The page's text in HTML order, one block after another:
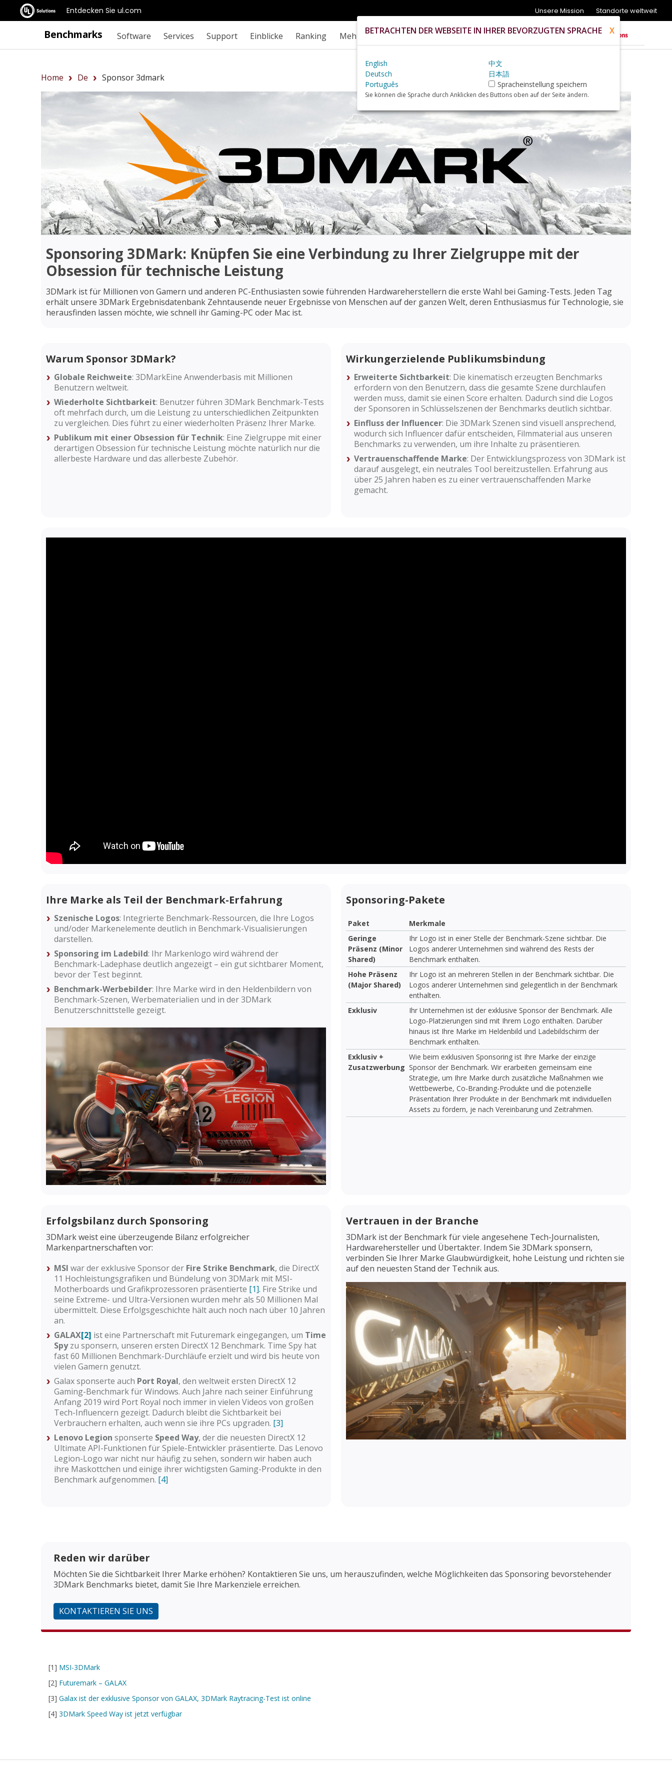
Entdecken Sie ul.com Unsere Mission Standorte weltweit
Benchmarks Software Services Support Einblicke Ranking Mehr
Home De Sponsor 3dmark
Sponsoring 3DMark: Knüpfen Sie eine Verbindung zu Ihrer Zielgruppe mit der
Obsession für technische Leistung
3DMark ist für Millionen von Gamern und anderen PC-Enthusiasten sowie führenden Hardwareherstellern die erste Wahl bei Gaming-Tests. Jeden Tag
erhält unsere 3DMark Ergebnisdatenbank Zehntausende neuer Ergebnisse von Menschen auf der ganzen Welt, deren Enthusiasmus für Technologie, sie
herausfinden lassen möchte, wie schnell ihr Gaming-PC oder Mac ist.
Warum Sponsor 3DMark?
Globale Reichweite: 3DMarkEine Anwenderbasis mit Millionen
Benutzern weltweit.
Wiederholte Sichtbarkeit: Benutzer führen 3DMark Benchmark-Tests
oft mehrfach durch, um die Leistung zu unterschiedlichen Zeitpunkten
zu vergleichen. Dies führt zu einer wiederholten Präsenz Ihrer Marke.
Publikum mit einer Obsession für Technik: Eine Zielgruppe mit einer
derartigen Obsession für technische Leistung möchte natürlich nur die
allerbeste Hardware und das allerbeste Zubehör.
Wirkungerzielende Publikumsbindung
Erweiterte Sichtbarkeit: Die kinematisch erzeugten Benchmarks
erfordern von den Benutzern, dass die gesamte Szene durchlaufen
werden muss, damit sie einen Score erhalten. Dadurch sind die Logos
der Sponsoren in Schlüsselszenen der Benchmarks deutlich sichtbar.
Einfluss der Influencer: Die 3DMark Szenen sind visuell ansprechend,
wodurch sich Influencer dafür entscheiden, Filmmaterial aus unseren
Benchmarks zu verwenden, um ihre Inhalte zu präsentieren.
Vertrauenschaffende Marke: Der Entwicklungsprozess von 3DMark ist
darauf ausgelegt, ein neutrales Tool bereitzustellen. Erfahrung aus
über 25 Jahren haben es zu einer vertrauenschaffenden Marke
gemacht.
Ihre Marke als Teil der Benchmark-Erfahrung
Szenische Logos: Integrierte Benchmark-Ressourcen, die Ihre Logos
und/oder Markenelemente deutlich in Benchmark-Visualisierungen
darstellen.
Sponsoring im Ladebild: Ihr Markenlogo wird während der
Benchmark-Ladephase deutlich angezeigt – ein gut sichtbarer Moment,
bevor der Test beginnt.
Benchmark-Werbebilder: Ihre Marke wird in den Heldenbildern von
Benchmark-Szenen, Werbematerialien und in der 3DMark
Benutzerschnittstelle gezeigt.
Sponsoring-Pakete
Paket
Merkmale
Geringe
Präsenz (Minor
Shared)
Ihr Logo ist in einer Stelle der Benchmark-Szene sichtbar. Die
Logos anderer Unternehmen sind während des Rests der
Benchmark enthalten.
Hohe Präsenz
(Major Shared)
Ihr Logo ist an mehreren Stellen in der Benchmark sichtbar. Die
Logos anderer Unternehmen sind gelegentlich in der Benchmark
enthalten.
Exklusiv
Ihr Unternehmen ist der exklusive Sponsor der Benchmark. Alle
Logo-Platzierungen sind mit Ihrem Logo enthalten. Darüber
hinaus ist Ihre Marke im Heldenbild und Ladebildschirm der
Benchmark enthalten.
Exklusiv +
Zusatzwerbung
Wie beim exklusiven Sponsoring ist Ihre Marke der einzige
Sponsor der Benchmark. Wir erarbeiten gemeinsam eine
Strategie, um Ihre Marke durch zusätzliche Maßnahmen wie
Wettbewerbe, Co-Branding-Produkte und die potenzielle
Präsentation Ihrer Produkte in der Benchmark mit individuellen
Assets zu fördern, je nach Vereinbarung und Zeitrahmen.
Erfolgsbilanz durch Sponsoring
3DMark weist eine überzeugende Bilanz erfolgreicher
Markenpartnerschaften vor:
MSI war der exklusive Sponsor der Fire Strike Benchmark, die DirectX
11 Hochleistungsgrafiken und Bündelung von 3DMark mit MSI-
Motherboards und Grafikprozessoren präsentierte [1]. Fire Strike und
seine Extreme- und Ultra-Versionen wurden mehr als 50 Millionen Mal
übermittelt. Diese Erfolgsgeschichte hält auch noch nach über 10 Jahren
an.
GALAX[2] ist eine Partnerschaft mit Futuremark eingegangen, um Time
Spyzu sponsern, unseren ersten DirectX 12 Benchmark. Time Spy hat
fast 60 Millionen Benchmark-Durchläufe erzielt und wird bis heute von
vielen Gamern genutzt.
Galax sponserte auch Port Royal, den weltweit ersten DirectX 12
Gaming-Benchmark für Windows. Auch Jahre nach seiner Einführung
Anfang 2019 wird Port Royal noch immer in vielen Videos von großen
Tech-Influencern gezeigt. Dadurch bleibt die Sichtbarkeit bei
Verbrauchern erhalten, auch wenn sie ihre PCs upgraden. [3]
Lenovo Legion sponserte Speed Way, der die neuesten DirectX 12
Ultimate API-Funktionen für Spiele-Entwickler präsentierte. Das Lenovo
Legion-Logo war nicht nur häufig zu sehen, sondern wir haben auch
ihre Maskottchen und einige ihrer wichtigsten Gaming-Produkte in den
Benchmark aufgenommen. [4]
Vertrauen in der Branche
3DMark ist der Benchmark für viele angesehene Tech-Journalisten,
Hardwarehersteller und Übertakter. Indem Sie 3DMark sponsern,
verbinden Sie Ihrer Marke Glaubwürdigkeit, hohe Leistung und richten sie
auf den neuesten Stand der Technik aus.
Reden wir darüber
Möchten Sie die Sichtbarkeit Ihrer Marke erhöhen? Kontaktieren Sie uns, um herauszufinden, welche Möglichkeiten das Sponsoring bevorstehender
3DMark Benchmarks bietet, damit Sie Ihre Markenziele erreichen.
KONTAKTIEREN SIE UNS
[1] MSI-3DMark
[2] Futuremark – GALAX
[3] Galax ist der exklusive Sponsor von GALAX, 3DMark Raytracing-Test ist online
[4] 3DMark Speed Way ist jetzt verfügbar
BETRACHTEN DER WEBSEITE IN IHRER BEVORZUGTEN SPRACHE X
English
中文
Deutsch
日本語
Português
Spracheinstellung speichern
Sie können die Sprache durch Anklicken des Buttons oben auf der Seite ändern.